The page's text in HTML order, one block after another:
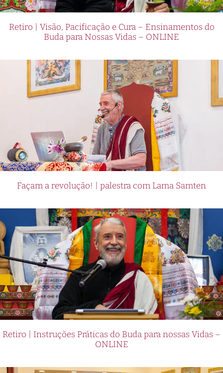
Retiro | Visão, Pacificação e Cura – Ensinamentos do
Buda para Nossas Vidas – ONLINE
Façam a revolução! | palestra com Lama Samten
Retiro | Instruções Práticas do Buda para nossas Vidas –
ONLINE